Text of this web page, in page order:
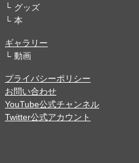
グッズ
本
ギャラリー
動画
プライバシーポリシー
お問い合わせ
YouTube公式チャンネル
Twitter公式アカウント